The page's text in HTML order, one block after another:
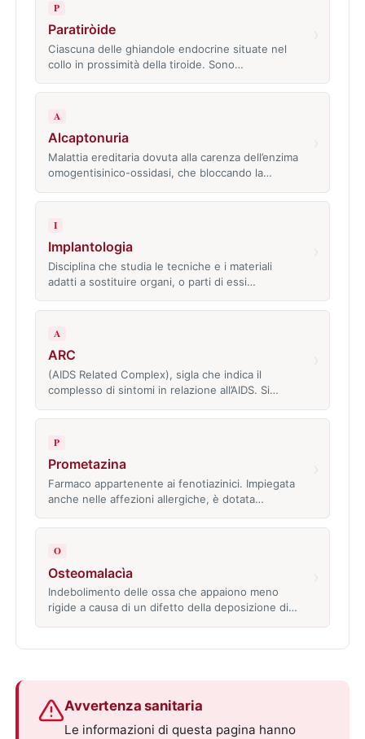
P
Paratiròide
Ciascuna delle ghiandole endocrine situate nel
collo in prossimità della tiroide. Sono…
A
Alcaptonuria
Malattia ereditaria dovuta alla carenza dell’enzima
omogentisinico-ossidasi, che bloccando la…
I
Implantologia
Disciplina che studia le tecniche e i materiali
adatti a sostituire organi, o parti di essi…
A
ARC
(AIDS Related Complex), sigla che indica il
complesso di sintomi in relazione all’AIDS. Si…
P
Prometazina
Farmaco appartenente ai fenotiazinici. Impiegata
anche nelle affezioni allergiche, è dotata…
O
Osteomalacìa
Indebolimento delle ossa che appaiono meno
rigide a causa di un difetto della deposizione di…
Avvertenza sanitaria
Le informazioni di questa pagina hanno